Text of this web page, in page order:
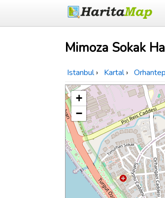
Mimoza Sokak
Istanbul › Kartal ›
+
−